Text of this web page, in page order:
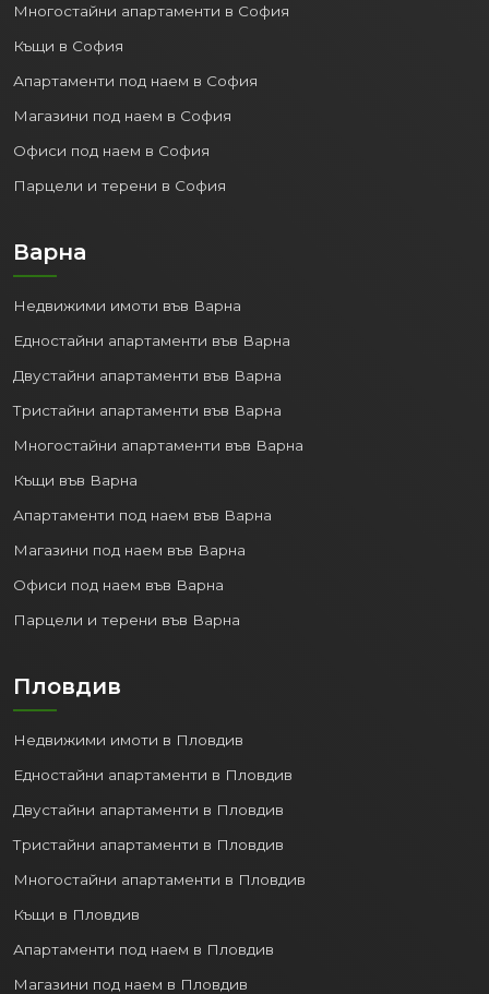
Многостайни апартаменти в София
Къщи в София
Апартаменти под наем в София
Магазини под наем в София
Офиси под наем в София
Парцели и терени в София
Варна
Недвижими имоти във Варна
Едностайни апартаменти във Варна
Двустайни апартаменти във Варна
Тристайни апартаменти във Варна
Многостайни апартаменти във Варна
Къщи във Варна
Апартаменти под наем във Варна
Магазини под наем във Варна
Офиси под наем във Варна
Парцели и терени във Варна
Пловдив
Недвижими имоти в Пловдив
Едностайни апартаменти в Пловдив
Двустайни апартаменти в Пловдив
Тристайни апартаменти в Пловдив
Многостайни апартаменти в Пловдив
Къщи в Пловдив
Апартаменти под наем в Пловдив
Магазини под наем в Пловдив